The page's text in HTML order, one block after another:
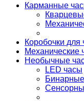
Карманные
Коробочки
Механические
Необычные
LED часы